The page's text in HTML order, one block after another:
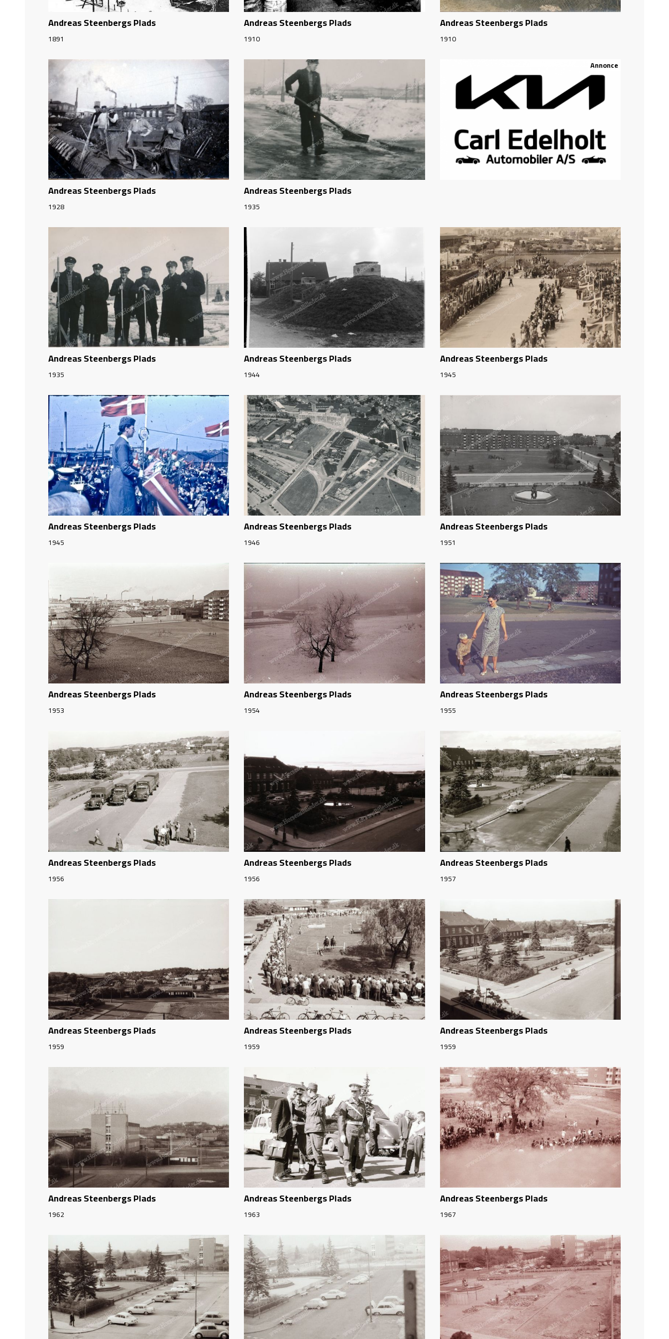
Andreas Steenbergs Plads
1891
Andreas Steenbergs Plads
1910
Andreas Steenbergs Plads
1910
Andreas Steenbergs Plads
1928
Andreas Steenbergs Plads
1935
Annonce
Andreas Steenbergs Plads
1935
Andreas Steenbergs Plads
1944
Andreas Steenbergs Plads
1945
Andreas Steenbergs Plads
1945
Andreas Steenbergs Plads
1946
Andreas Steenbergs Plads
1951
Andreas Steenbergs Plads
1953
Andreas Steenbergs Plads
1954
Andreas Steenbergs Plads
1955
Andreas Steenbergs Plads
1956
Andreas Steenbergs Plads
1956
Andreas Steenbergs Plads
1957
Andreas Steenbergs Plads
1959
Andreas Steenbergs Plads
1959
Andreas Steenbergs Plads
1959
Andreas Steenbergs Plads
1962
Andreas Steenbergs Plads
1963
Andreas Steenbergs Plads
1967